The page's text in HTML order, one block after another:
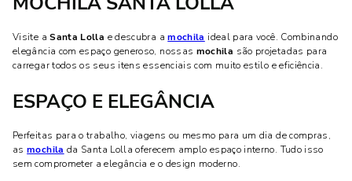
Visite aSanta Lolla e descubra amochila ideal para você. Combinando
elegância com espaço generoso, nossas mochila são projetadas para
carregar todos os seus itens essenciais com muito estilo e eficiência.
ESPAÇO E ELEGÂNCIA
Perfeitas para o trabalho, viagens ou mesmo para um dia de compras,
asmochila da Santa Lolla oferecem amplo espaço interno. Tudo isso
sem comprometer a elegância e o design moderno.